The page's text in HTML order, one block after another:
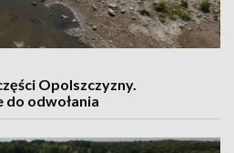
Opolszczyzny.
odwołania